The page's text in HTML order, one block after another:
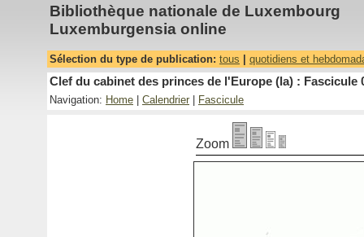
Bibliothèque nationale de Luxembourg
Luxemburgensia online
Sélection du type de publication: tous quotidiens et
Clef du cabinet des princes de l'Europe (la) : Fascicule
Navigation: Home Calendrier Fascicule
Zoom